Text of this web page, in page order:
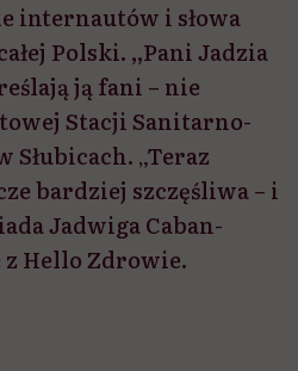
internautów i słowa
Polski. ,,Pani Jadzia
ją fani – nie
Stacji Sanitarno-
„Teraz
bardziej szczęśliwa – i
Jadwiga Caban-
Hello Zdrowie.